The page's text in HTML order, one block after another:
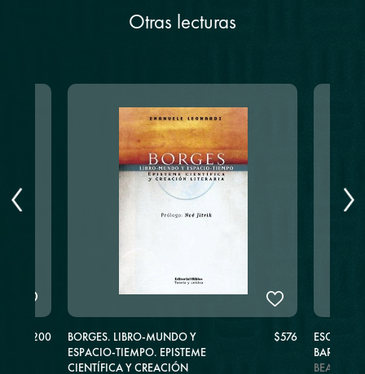
Otras lecturas
$1.200
BORGES. LIBRO-MUNDO Y
ESPACIO-TIEMPO. EPISTEME
CIENTÍFICA Y CREACIÓN
$576
BARTHES
BEATRIZ